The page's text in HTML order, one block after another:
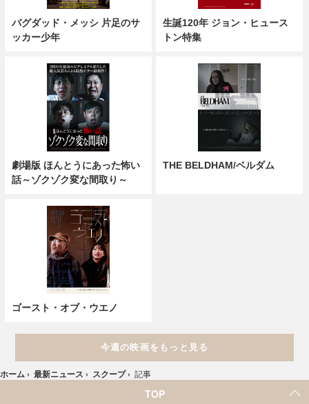
バグダッド・メッシ 片足のサ
ッカー少年
生誕120年 ジョン・ヒュース
トン特集
劇場版 ほんとうにあった怖い
話～ゾクゾク変な間取り～
THE BELDHAM/ベルダム
ゴースト・オブ・ウエノ
今週の映画をもっと見る
ホーム › 最新ニュース › スクープ › 記事
TOP